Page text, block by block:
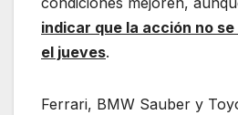
indicar que la acción no
el jueves.
Ferrari, BMW Sauber y